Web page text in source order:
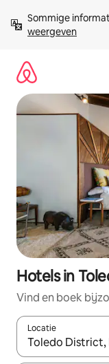
direct
naar
Sommige
weergeven
Hotels in
Vind en boek
Locatie
Wanneer er